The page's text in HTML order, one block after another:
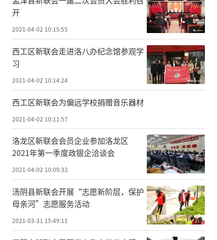
开
2021-04-02 10:15:55
西工区新联会走进洛八办纪念馆参观学
习
2021-04-02 10:14:24
西工区新联会为偏远学校捐赠音乐器材
2021-04-02 10:11:57
洛龙区新联会会员企业参加洛龙区
2021年第一季度政银企洽谈会
2021-04-02 10:09:33
汤阴县新联会开展“志愿新阶层，保护
母亲河”志愿服务活动
2021-03-31 15:49:11